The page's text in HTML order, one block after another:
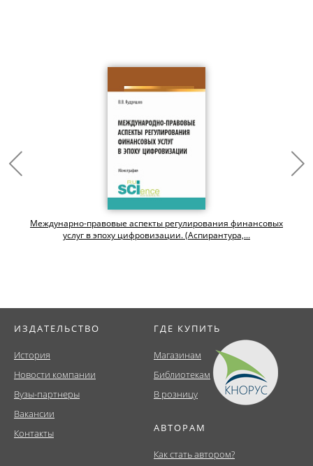
Междунарно-правовые аспекты регулирования финансовых
услуг в эпоху цифровизации. (Аспирантура,...
ИЗДАТЕЛЬСТВО
История
Новости компании
Вузы-партнеры
Вакансии
Контакты
ГДЕ КУПИТЬ
Магазинам
Библиотекам
В розницу
АВТОРАМ
Как стать автором?